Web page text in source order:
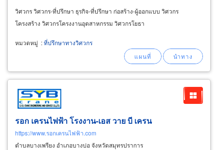
วิศวกร วิศวกร-ที่ปรึกษา ธุรกิจ-ที่ปรึกษา ก่อสร้าง-ผู้ออกแบบ วิศวกร
โครงสร้าง วิศวกรโครงงานอุตสาหกรรม วิศวกรโยธา
หมวดหมู่ :ที่ปรึกษาทางวิศวกร
รอก เครนไฟฟ้า โรงงาน-เอส วาย บี เครน
https://www.รอกเครนไฟฟ้า.com
ตำบลบางเพรียง อำเภอบางบ่อ จังหวัดสมุทรปราการ